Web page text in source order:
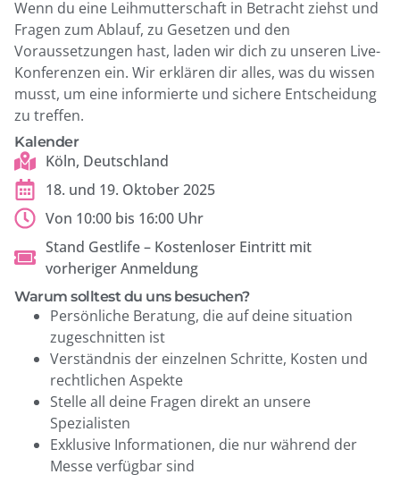
Wenn du eine Leihmutterschaft in Betracht ziehst und
Fragen zum Ablauf, zu Gesetzen und den
Voraussetzungen hast, laden wir dich zu unseren Live-
Konferenzen ein. Wir erklären dir alles, was du wissen
musst, um eine informierte und sichere Entscheidung
zu treffen.
Kalender
Köln, Deutschland
18. und 19. Oktober 2025
Von 10:00 bis 16:00 Uhr
Stand Gestlife – Kostenloser Eintritt mit
vorheriger Anmeldung
Warum solltest du uns besuchen?
Persönliche Beratung, die auf deine situation
zugeschnitten ist
Verständnis der einzelnen Schritte, Kosten und
rechtlichen Aspekte
Stelle all deine Fragen direkt an unsere
Spezialisten
Exklusive Informationen, die nur während der
Messe verfügbar sind